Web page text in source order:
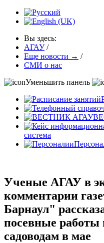
Вы здесь:
АГАУ /
Еще новости → /
СМИ о нас
Уменьшить панель
система
Ученые АГАУ в
комментарии
Барнаул"
посевные работы
садоводам в мае